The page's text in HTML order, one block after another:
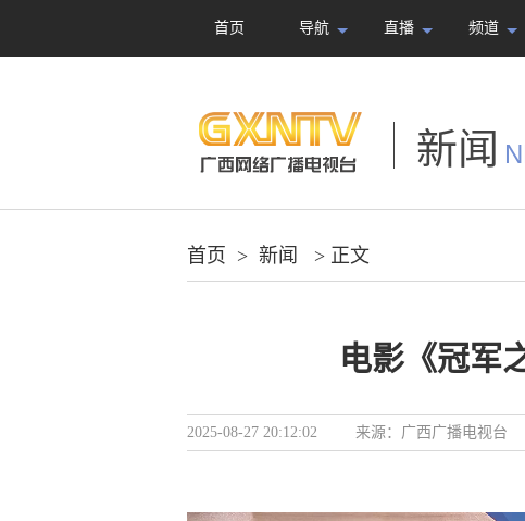
首页 导航 直播 频道
新闻
首页 > 新闻 > 正文
电影《冠军
2025-08-27 20:12:02 来源： 广西广播电视台